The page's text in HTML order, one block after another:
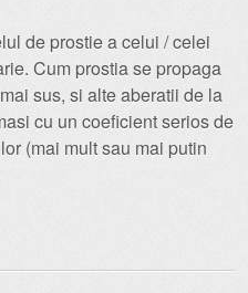
de prostie a celui / celei
Cum prostia se propaga
sus, si alte aberatii de la
cu un coeficient serios de
(mai mult sau mai putin